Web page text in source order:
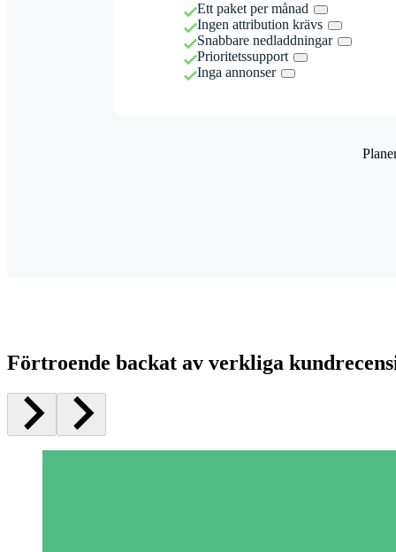
Ett paket per månad
Ingen attribution krävs
Snabbare nedladdningar
Prioritetssupport
Inga annonser
Förtroende backat av verkliga